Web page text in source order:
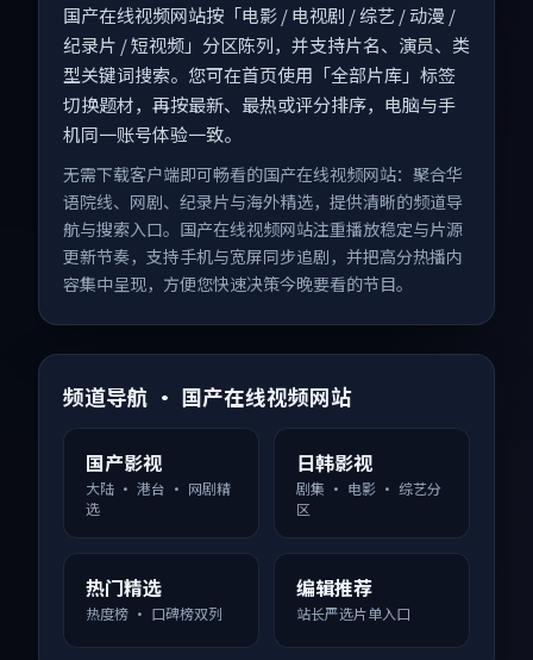
国产在线视频网站按「电影 / 电视剧 / 综艺 / 动漫 /
纪录片 / 短视频」分区陈列，并支持片名、演员、类
型关键词搜索。您可在首页使用「全部片库」标签
切换题材，再按最新、最热或评分排序，电脑与手
机同一账号体验一致。
无需下载客户端即可畅看的国产在线视频网站：聚合华
语院线、网剧、纪录片与海外精选，提供清晰的频道导
航与搜索入口。国产在线视频网站注重播放稳定与片源
更新节奏，支持手机与宽屏同步追剧，并把高分热播内
容集中呈现，方便您快速决策今晚要看的节目。
频道导航 · 国产在线视频网站
国产影视
大陆 · 港台 · 网剧精
选
日韩影视
剧集 · 电影 · 综艺分
区
热门精选
热度榜 · 口碑榜双列
编辑推荐
站长严选片单入口